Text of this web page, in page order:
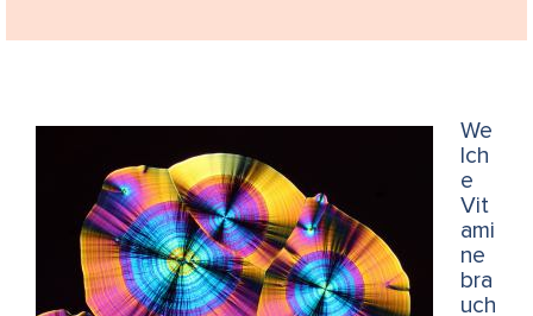
We
lch
e
Vit
ami
ne
bra
uch